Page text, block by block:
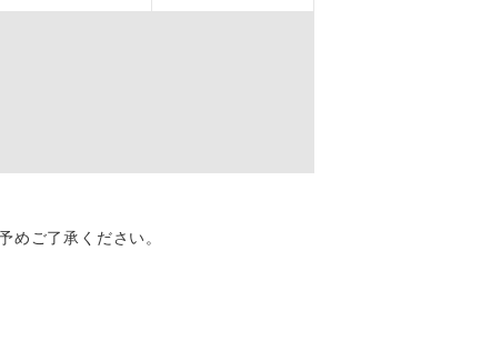
ご了承ください。